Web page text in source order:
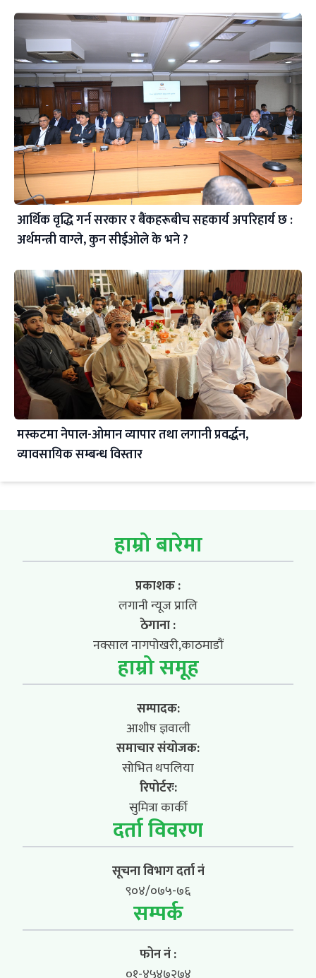
आर्थिक वृद्धि गर्न सरकार र बैंकहरूबीच सहकार्य अपरिहार्य छ :
अर्थमन्त्री वाग्ले, कुन सीईओले के भने ?
मस्कटमा नेपाल-ओमान व्यापार तथा लगानी प्रवर्द्धन,
व्यावसायिक सम्बन्ध विस्तार
हाम्रो बारेमा
प्रकाशक :
लगानी न्यूज प्रालि
ठेगाना :
नक्साल नागपोखरी,काठमाडौं
हाम्रो समूह
सम्पादक:
आशीष ज्ञवाली
समाचार संयोजक:
सोभित थपलिया
रिपोर्टरः:
सुमित्रा कार्की
दर्ता विवरण
सूचना विभाग दर्ता नं
९०४/०७५-७६
सम्पर्क
फोन नं :